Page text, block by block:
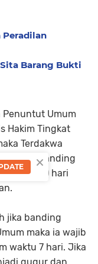
Peradilan
Barang Bukti
Penuntut Umum
Hakim Tingkat
Terdakwa
banding
7 (tujuh) hari
jika banding
maka ia wajib
waktu 7 hari. Jika
×